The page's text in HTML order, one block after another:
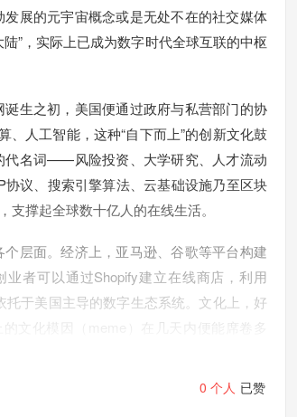
展的元宇宙概念或是无处不在的社交媒体
”，实际上已成为数字时代全球互联的中枢
生之初，美国便通过政府与私营部门的协
人工智能，这种“自下而上”的创新文化鼓
代名词——风险投资、大学研究、人才流动
议、搜索引擎算法、云基础设施乃至区块
撑起全球数十亿人的在线生活。
层面。经济上，亚马逊、谷歌等平台构建
者可以通过Shopify建立在线商店，利用
于美国主导的数字生态系统。文化上，好
文化模因（meme）在几天内便能席卷多
构。全球互联网流量的关键枢纽大多位于美
0 个人 已赞